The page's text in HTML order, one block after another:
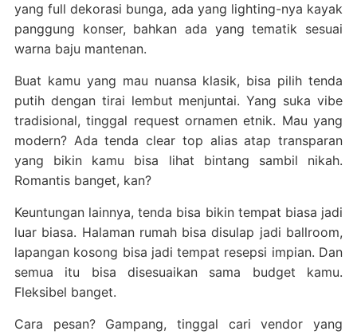
yang full dekorasi bunga, ada yang lighting-nya kayak
panggung konser, bahkan ada yang tematik sesuai
warna baju mantenan.
Buat kamu yang mau nuansa klasik, bisa pilih tenda
putih dengan tirai lembut menjuntai. Yang suka vibe
tradisional, tinggal request ornamen etnik. Mau yang
modern? Ada tenda clear top alias atap transparan
yang bikin kamu bisa lihat bintang sambil nikah.
Romantis banget, kan?
Keuntungan lainnya, tenda bisa bikin tempat biasa jadi
luar biasa. Halaman rumah bisa disulap jadi ballroom,
lapangan kosong bisa jadi tempat resepsi impian. Dan
semua itu bisa disesuaikan sama budget kamu.
Fleksibel banget.
Cara pesan? Gampang, tinggal cari vendor yang